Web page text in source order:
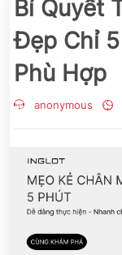
Bí Quyết
Đẹp Chỉ
Phù Hợp
anonymous